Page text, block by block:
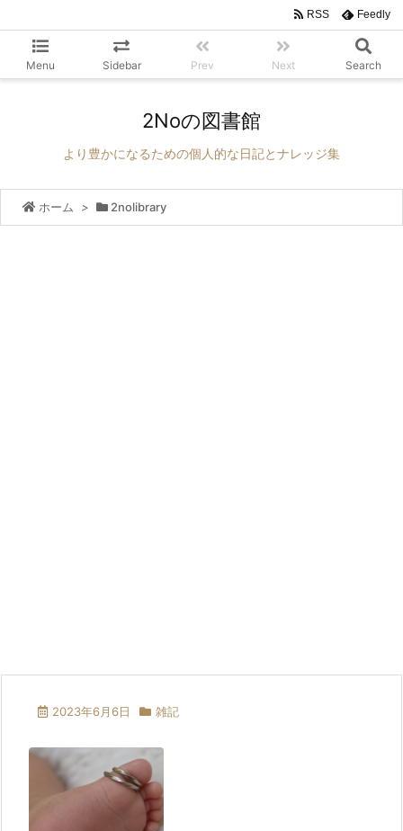
Menu Sidebar Prev Next Search
RSS Feedly
2Noの図書館
より豊かになるための個人的な日記とナレッジ集
ホーム > 2nolibrary
2023年6月6日 雑記